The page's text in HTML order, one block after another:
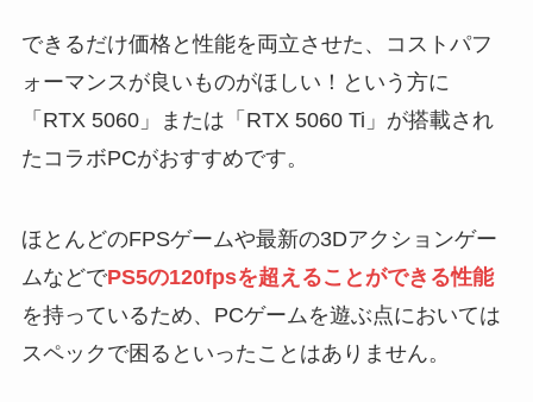
できるだけ価格と性能を両立させた、コストパフ
ォーマンスが良いものがほしい！という方に
「RTX 5060」または「RTX 5060 Ti」が搭載され
たコラボPCがおすすめです。
ほとんどのFPSゲームや最新の3Dアクションゲー
ムなどでPS5の120fpsを超えることができる性能
を持っているため、PCゲームを遊ぶ点においては
スペックで困るといったことはありません。